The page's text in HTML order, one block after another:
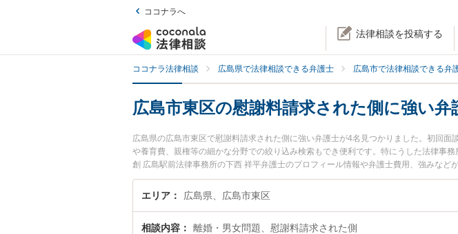
ココナラへ
法律相談を投稿する
ココナラ法律相談 広島県で法律相談できる弁護士 広島市で法律相談できる弁
広島市東区の慰謝料請求された側に強い弁
広島県の広島市東区で慰謝料請求された側に強い弁護士が4名見つかりました。初回
や養育費、親権等の細かな分野での絞り込み検索もでき便利です。特にうした法律事
創 広島駅前法律事務所の下西 祥平弁護士のプロフィール情報や弁護士費用、強みな
を今すぐに弁護士に相談したい』『慰謝料請求された側のトラブル解決の実績豊富な
区内の弁護士に相談予約したい』などでお困りの相談者さんにおすすめです。
エリア 広島県、広島市東区
相談内容 離婚・男女問題、慰謝料請求された側